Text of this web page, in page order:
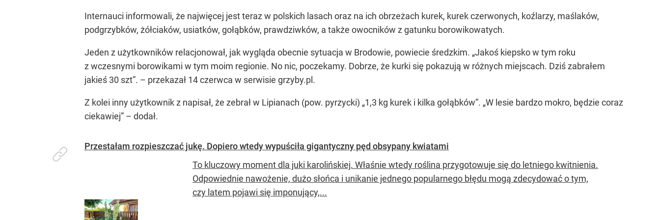
Internauci informowali, że najwięcej jest teraz w polskich lasach oraz na ich obrzeżach kurek, kurek czerwonych, koźlarzy, maślaków,
podgrzybków, żółciaków, usiatków, gołąbków, prawdziwków, a także owocników z gatunku borowikowatych.
Jeden z użytkowników relacjonował, jak wygląda obecnie sytuacja w Brodowie, powiecie średzkim. „Jakoś kiepsko w tym roku
z wczesnymi borowikami w tym moim regionie. No nic, poczekamy. Dobrze, że kurki się pokazują w różnych miejscach. Dziś zabrałem
jakieś 30 szt”. – przekazał 14 czerwca w serwisie grzyby.pl.
Z kolei inny użytkownik z napisał, że zebrał w Lipianach (pow. pyrzycki) „1,3 kg kurek i kilka gołąbków”. „W lesie bardzo mokro, będzie coraz
ciekawiej” – dodał.
Przestałam rozpieszczać jukę. Dopiero wtedy wypuściła gigantyczny pęd obsypany kwiatami
To kluczowy moment dla juki karolińskiej. Właśnie wtedy roślina przygotowuje się do letniego kwitnienia.
Odpowiednie nawożenie, dużo słońca i unikanie jednego popularnego błędu mogą zdecydować o tym,
czy latem pojawi się imponujący,...